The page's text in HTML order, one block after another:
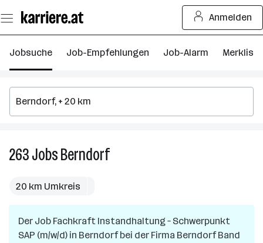
Seiteninhalt
springen
Anmelden
Jobsuche Job-Empfehlungen Job-Alarm Merkliste
263JobsBerndorf263
20 km Umkreis
Der Job Fachkraft Instandhaltung – Schwerpunkt
SAP (m/w/d) in Berndorfbei der Firma Berndorf Band